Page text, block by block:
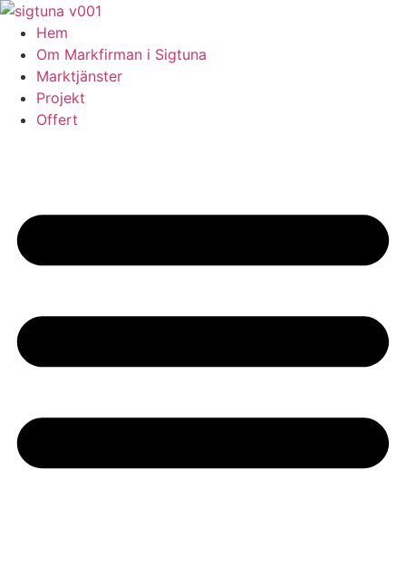
Skip
content
Hem
Om Markfirman i Sigtuna
Marktjänster
Projekt
Offert